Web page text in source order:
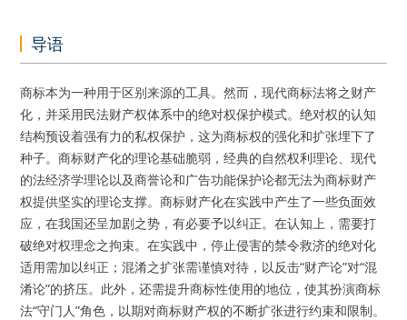
导语
商标本为一种用于区别来源的工具。然而，现代商标法将之财产
化，并采用民法财产权体系中的绝对权保护模式。绝对权的认知
结构预设着强有力的私权保护，这为商标权的强化和扩张埋下了
种子。商标财产化的理论基础脆弱，经典的自然权利理论、现代
的法经济学理论以及商誉论和广告功能保护论都无法为商标财产
权提供坚实的理论支撑。商标财产化在实践中产生了一些负面效
应，在我国还呈加剧之势，有必要予以纠正。在认知上，需要打
破绝对权理念之拘束。在实践中，停止侵害的禁令救济的绝对化
适用需加以纠正；混淆之扩张需谨慎对待，以反击“财产论”对“混
淆论”的挤压。此外，还需提升商标性使用的地位，使其扮演商标
法“守门人”角色，以期对商标财产权的不断扩张进行约束和限制。